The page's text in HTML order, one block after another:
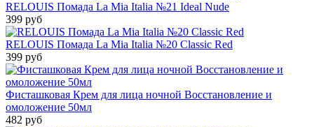
RELOUIS Помада La Mia Italia №21 Ideal Nude
399 руб
RELOUIS Помада La Mia Italia №20 Classic Red
399 руб
Фисташковая Крем для лица ночной Восстановление и
омоложение 50мл
482 руб